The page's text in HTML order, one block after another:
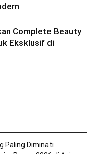
Complete Beauty
Eksklusif di
Paling Diminati